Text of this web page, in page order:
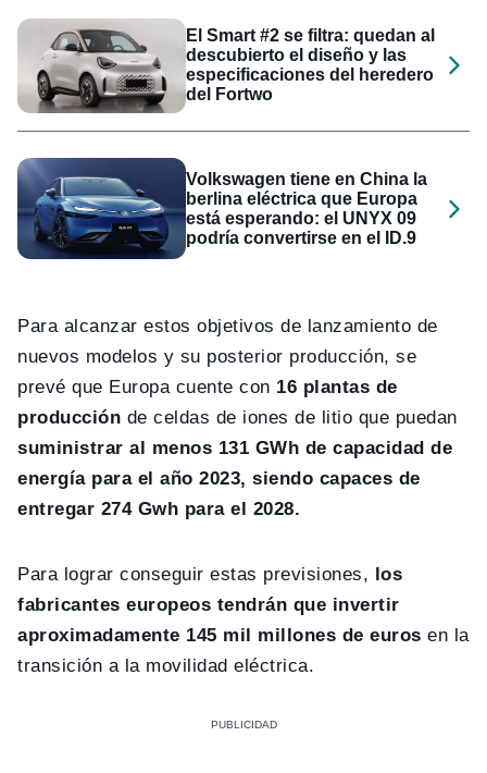
El Smart #2 se filtra: quedan al
descubierto el diseño y las
especificaciones del heredero
del Fortwo
Volkswagen tiene en China la
berlina eléctrica que Europa
está esperando: el UNYX 09
podría convertirse en el ID.9
Para alcanzar estos objetivos de lanzamiento de
nuevos modelos y su posterior producción, se
prevé que Europa cuente con 16 plantas de
producción de celdas de iones de litio que puedan
suministrar al menos 131 GWh de capacidad de
energía para el año 2023, siendo capaces de
entregar 274 Gwh para el 2028.
Para lograr conseguir estas previsiones,
los
fabricantes europeos tendrán que invertir
aproximadamente 145 mil millones de euros en la
transición a la movilidad eléctrica.